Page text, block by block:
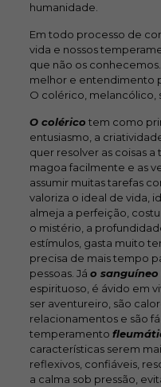
humanidade.
Em todo processo de
vida e nossos
que não os
melhor e entendimento
O colérico, melancólico,
O colérico tem como
entusiasmo, a
quer resolver as coisas
magoa facilmente e as
assumir muitas tarefas
valoriza o ideal de vida,
almeja a perfeição,
o mistério, a
estímulos, gasta muito
precisa de mais tempo
pessoas. Já o sanguíneo
espirituoso, é ávido em
ser aventureiro, são
relacionamentos e são
temperamento
características serem
reflexivos, confiáveis,
a calma sob pressão,